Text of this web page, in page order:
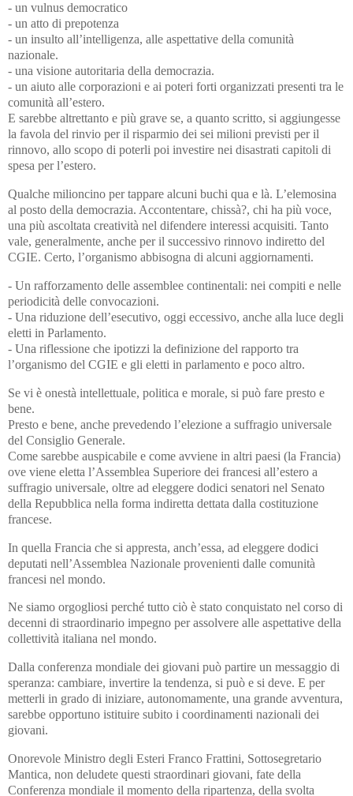
- un vulnus democratico
- un atto di prepotenza
- un insulto all’intelligenza, alle aspettative della comunità
nazionale.
- una visione autoritaria della democrazia.
- un aiuto alle corporazioni e ai poteri forti organizzati presenti tra le
comunità all’estero.
E sarebbe altrettanto e più grave se, a quanto scritto, si aggiungesse
la favola del rinvio per il risparmio dei sei milioni previsti per il
rinnovo, allo scopo di poterli poi investire nei disastrati capitoli di
spesa per l’estero.
Qualche milioncino per tappare alcuni buchi qua e là. L’elemosina
al posto della democrazia. Accontentare, chissà?, chi ha più voce,
una più ascoltata creatività nel difendere interessi acquisiti. Tanto
vale, generalmente, anche per il successivo rinnovo indiretto del
CGIE. Certo, l’organismo abbisogna di alcuni aggiornamenti.
- Un rafforzamento delle assemblee continentali: nei compiti e nelle
periodicità delle convocazioni.
- Una riduzione dell’esecutivo, oggi eccessivo, anche alla luce degli
eletti in Parlamento.
- Una riflessione che ipotizzi la definizione del rapporto tra
l’organismo del CGIE e gli eletti in parlamento e poco altro.
Se vi è onestà intellettuale, politica e morale, si può fare presto e
bene.
Presto e bene, anche prevedendo l’elezione a suffragio universale
del Consiglio Generale.
Come sarebbe auspicabile e come avviene in altri paesi (la Francia)
ove viene eletta l’Assemblea Superiore dei francesi all’estero a
suffragio universale, oltre ad eleggere dodici senatori nel Senato
della Repubblica nella forma indiretta dettata dalla costituzione
francese.
In quella Francia che si appresta, anch’essa, ad eleggere dodici
deputati nell’Assemblea Nazionale provenienti dalle comunità
francesi nel mondo.
Ne siamo orgogliosi perché tutto ciò è stato conquistato nel corso di
decenni di straordinario impegno per assolvere alle aspettative della
collettività italiana nel mondo.
Dalla conferenza mondiale dei giovani può partire un messaggio di
speranza: cambiare, invertire la tendenza, si può e si deve. E per
metterli in grado di iniziare, autonomamente, una grande avventura,
sarebbe opportuno istituire subito i coordinamenti nazionali dei
giovani.
Onorevole Ministro degli Esteri Franco Frattini, Sottosegretario
Mantica, non deludete questi straordinari giovani, fate della
Conferenza mondiale il momento della ripartenza, della svolta